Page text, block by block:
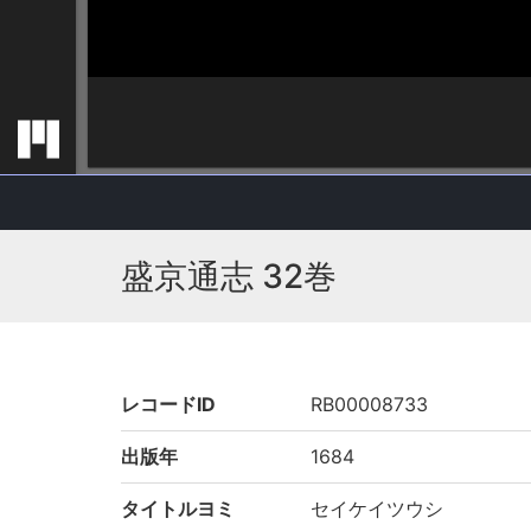
盛京通志 32巻
レコードID RB00008733
出版年 1684
タイトルヨミ セイケイツウシ